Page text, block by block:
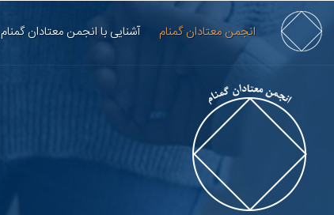
انجمن معتادان گمنام آشنایی با انجمن معتادان گمنام